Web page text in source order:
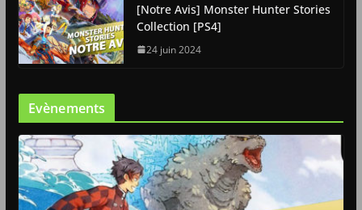
[Notre Avis] Monster Hunter Stories
Collection [PS4]
24 juin 2024
Evènements